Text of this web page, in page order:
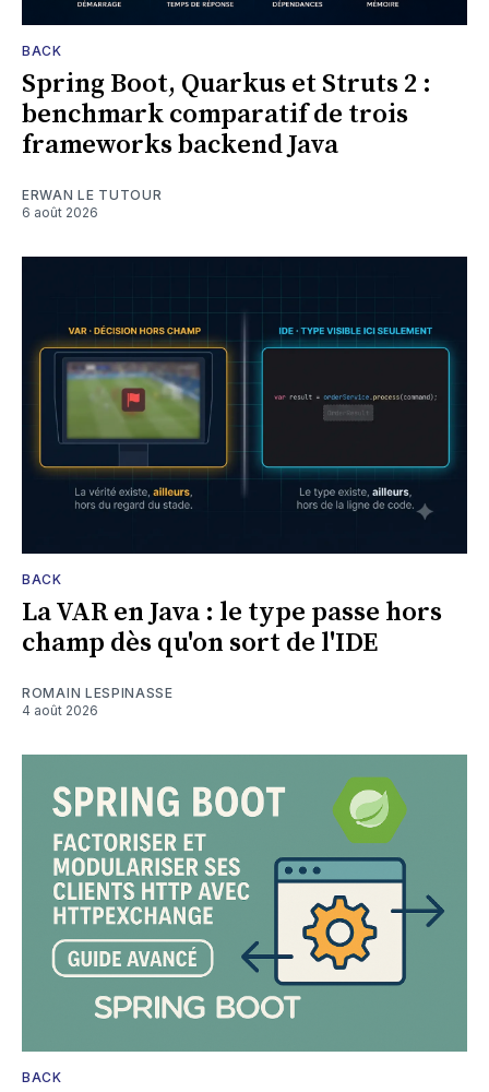
BACK
Spring Boot, Quarkus et Struts 2 :
benchmark comparatif de trois
frameworks backend Java
ERWAN LE TUTOUR
6 août 2026
BACK
La VAR en Java : le type passe hors
champ dès qu'on sort de l'IDE
ROMAIN LESPINASSE
4 août 2026
BACK